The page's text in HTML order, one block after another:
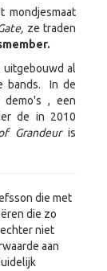
ze traden
uitgebouwd al
bands. In de
, een
de in 2010
Grandeuris
die met
die zo
niet
aan